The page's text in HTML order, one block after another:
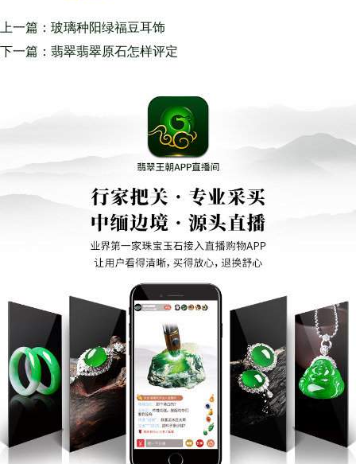
上一篇：玻璃种阳绿福豆耳饰
下一篇：翡翠翡翠原石怎样评定